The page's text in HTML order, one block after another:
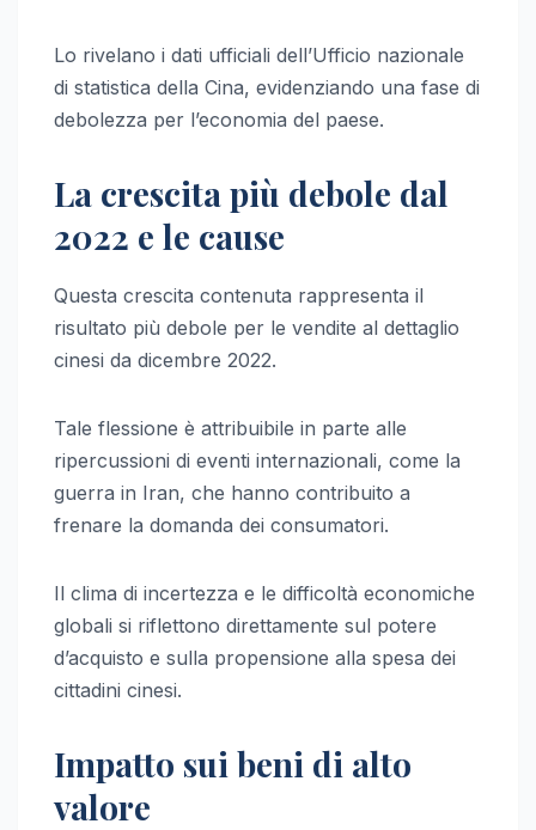
Lo rivelano i dati ufficiali dell’Ufficio nazionale
di statistica della Cina, evidenziando una fase di
debolezza per l’economia del paese.
La crescita più debole dal
2022 e le cause
Questa crescita contenuta rappresenta il
risultato più debole per le vendite al dettaglio
cinesi da dicembre 2022.
Tale flessione è attribuibile in parte alle
ripercussioni di eventi internazionali, come la
guerra in Iran, che hanno contribuito a
frenare la domanda dei consumatori.
Il clima di incertezza e le difficoltà economiche
globali si riflettono direttamente sul potere
d’acquisto e sulla propensione alla spesa dei
cittadini cinesi.
Impatto sui beni di alto
valore